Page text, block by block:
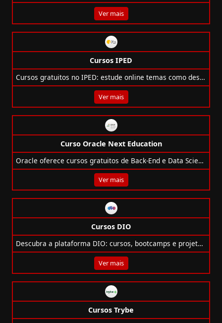
Ver mais
Cursos IPED
Cursos gratuitos no IPED: estude online temas como design, programação, idiomas e mais. Certificados e acesso flexível!
Ver mais
Curso Oracle Next Education
Oracle oferece cursos gratuitos de Back-End e Data Science com IA para transformar vidas por meio do programa Oracle Next Education (ONE).
Ver mais
Cursos DIO
Descubra a plataforma DIO: cursos, bootcamps e projetos nas principais tecnologias do mercado de TI, com certificações reconhecidas!
Ver mais
Cursos Trybe